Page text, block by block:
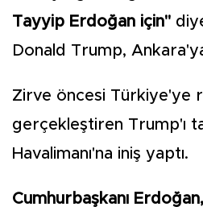
Tayyip Erdoğan için"
Donald Trump,
Zirve öncesi Türkiye'ye
gerçekleştiren Trump'ı
Havalimanı'na iniş yaptı.
Cumhurbaşkanı